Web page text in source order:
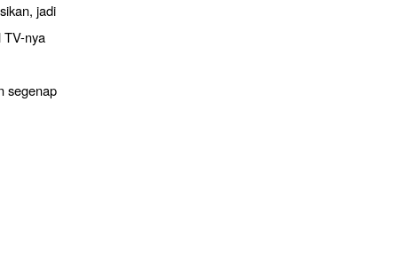
jadi
TV-nya
segenap